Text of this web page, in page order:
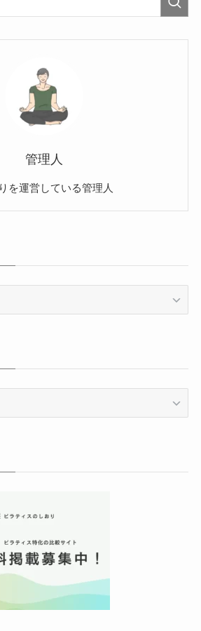
管理人
を運営している管理人